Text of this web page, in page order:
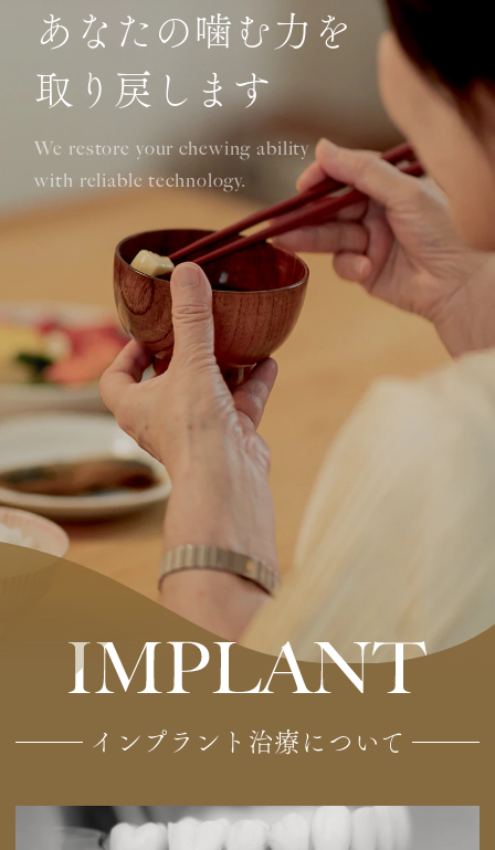
あなたの噛む力を
取り戻します
We restore your chewing ability
with reliable technology.
インプラント治療について